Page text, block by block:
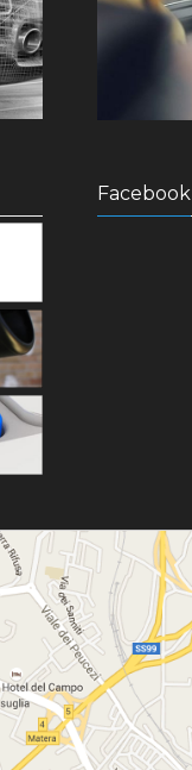
Facebook